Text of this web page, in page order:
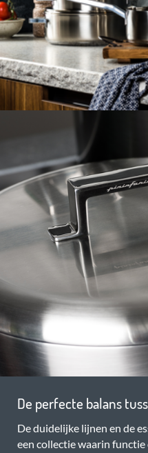
De perfecte balans
De duidelijke lijnen en de
een collectie waarin